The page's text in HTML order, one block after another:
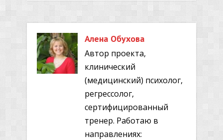
Алена Обухова
Автор проекта,
клинический
(медицинский) психолог,
регрессолог,
сертифицированный
тренер. Работаю в
направлениях: